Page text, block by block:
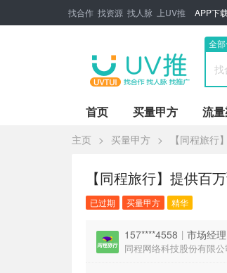
找合作 找资源 找人脉 上UV推 APP下载
全
首页 买量甲方 流
主页 > 买量甲方 > 【同程旅
【同程旅行】提供百
已过期 买量甲方 精华
157****4558 | 市场经理
同程网络科技股份有限公